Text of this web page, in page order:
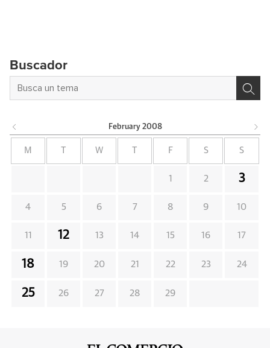
Buscador
February 2008
M T W T F S S
1 2 3
4 5 6 7 8 9 10
11 12 13 14 15 16 17
18 19 20 21 22 23 24
25 26 27 28 29